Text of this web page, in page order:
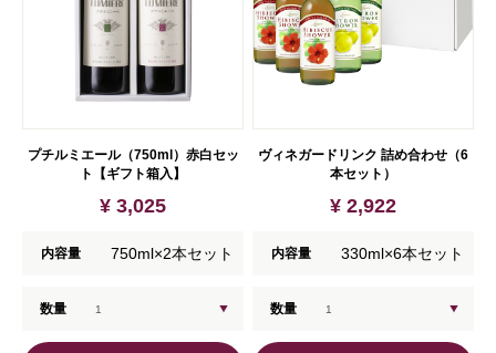
プチルミエール（750ml）赤白セッ
ト【ギフト箱入】
¥ 3,025
内容量 750ml×2本セット
数量
ヴィネガードリンク 詰め合わせ（6
本セット）
¥ 2,922
内容量 330ml×6本セット
数量